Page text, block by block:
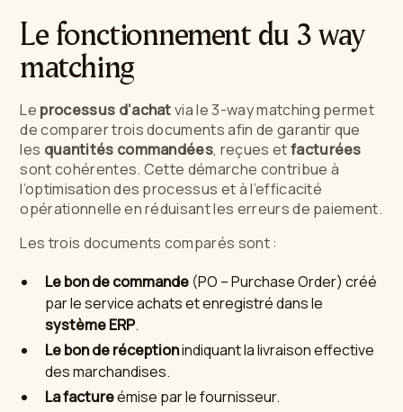
Le fonctionnement du 3 way
matching
Le processus d’achatvia le 3-way matching permet
de comparer trois documents afin de garantir que
les quantités commandées, reçues etfacturées
sont cohérentes. Cette démarche contribue à
l’optimisation des processus et à l’efficacité
opérationnelle en réduisant les erreurs de paiement.
Les trois documents comparés sont :
Le bon de commande (PO – Purchase Order) créé
par le service achats et enregistré dans le
système ERP.
Le bon de réceptionindiquant la livraison effective
des marchandises.
La factureémise par le fournisseur.